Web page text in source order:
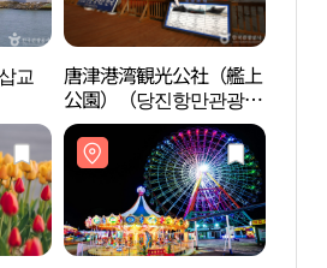
교
唐津港湾観光公社（艦上
公園）（당진항만관광공
사（함상공원））